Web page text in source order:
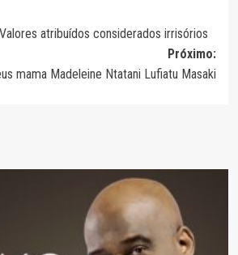
Valores atribuídos considerados irrisórios
Próximo:
mama Madeleine Ntatani Lufiatu Masaki